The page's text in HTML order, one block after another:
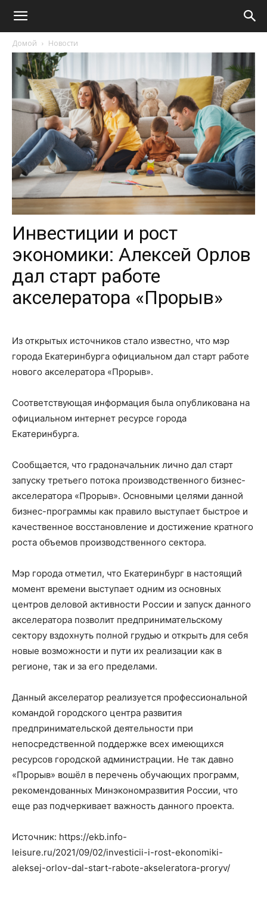
Домой Новости
Инвестиции и рост
экономики: Алексей Орлов
дал старт работе
акселератора «Прорыв»
Из открытых источников стало известно, что мэр
города Екатеринбурга официальном дал старт работе
нового акселератора «Прорыв».
Соответствующая информация была опубликована на
официальном интернет ресурсе города
Екатеринбурга.
Сообщается, что градоначальник лично дал старт
запуску третьего потока производственного бизнес-
акселератора «Прорыв». Основными целями данной
бизнес-программы как правило выступает быстрое и
качественное восстановление и достижение кратного
роста объемов производственного сектора.
Мэр города отметил, что Екатеринбург в настоящий
момент времени выступает одним из основных
центров деловой активности России и запуск данного
акселератора позволит предпринимательскому
сектору вздохнуть полной грудью и открыть для себя
новые возможности и пути их реализации как в
регионе, так и за его пределами.
Данный акселератор реализуется профессиональной
командой городского центра развития
предпринимательской деятельности при
непосредственной поддержке всех имеющихся
ресурсов городской администрации. Не так давно
«Прорыв» вошёл в перечень обучающих программ,
рекомендованных Минэкономразвития России, что
еще раз подчеркивает важность данного проекта.
Источник: https://ekb.info-
leisure.ru/2021/09/02/investicii-i-rost-ekonomiki-
aleksej-orlov-dal-start-rabote-akseleratora-proryv/